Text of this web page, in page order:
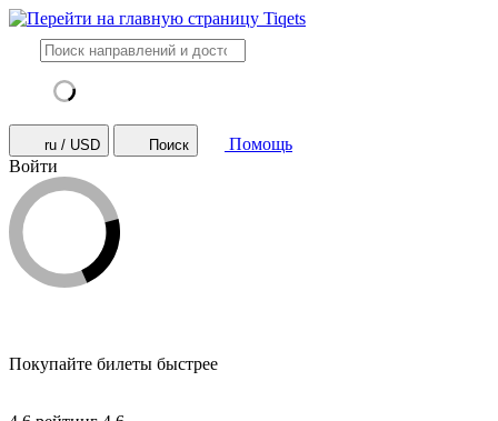
ru / USD Поиск
Помощь
Войти
Покупайте билеты быстрее